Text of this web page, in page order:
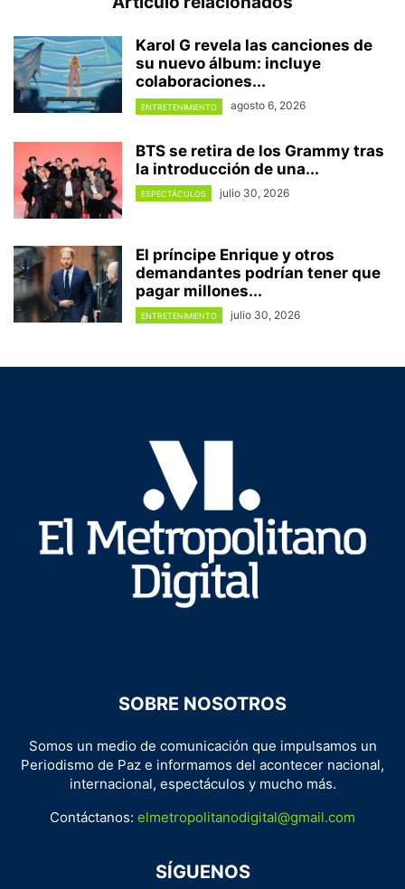
Karol G revela las canciones de
su nuevo álbum: incluye
colaboraciones...
ENTRETENIMIENTO agosto 6, 2026
BTS se retira de los Grammy tras
la introducción de una...
ESPECTÁCULOS julio 30, 2026
El príncipe Enrique y otros
demandantes podrían tener que
pagar millones...
ENTRETENIMIENTO julio 30, 2026
SOBRE NOSOTROS
Somos un medio de comunicación que impulsamos un
Periodismo de Paz e informamos del acontecer nacional,
internacional, espectáculos y mucho más.
Contáctanos: elmetropolitanodigital@gmail.com
SÍGUENOS